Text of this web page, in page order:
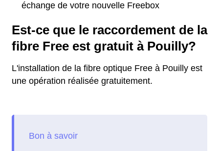
échange de votre nouvelle Freebox
Est-ce que le raccordement de la
fibre Free est gratuit à Pouilly?
L'installation de la fibre optique Free à Pouilly est
une opération réalisée gratuitement.